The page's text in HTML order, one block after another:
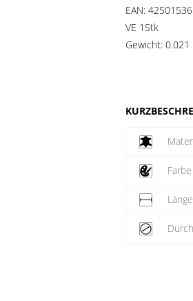
EAN:
VE 1Stk
Gewicht: 0.021
Farbe
Länge